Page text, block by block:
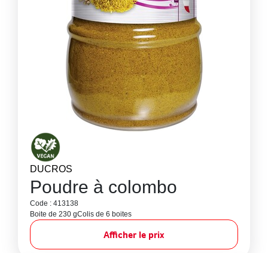
DUCROS
Poudre à colombo
Code : 413138
Boite de 230 gColis de 6 boites
Afficher le prix